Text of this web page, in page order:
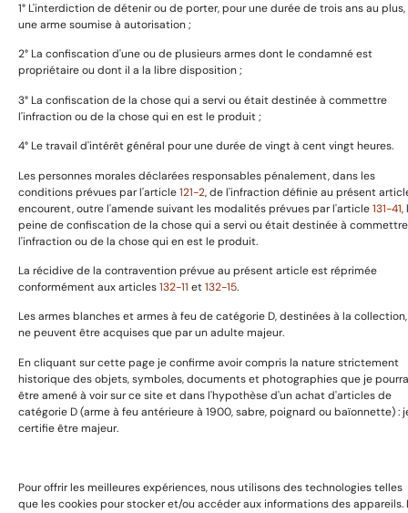
1° L'interdiction de détenir ou de porter, pour une durée de trois ans au plus,
une arme soumise à autorisation ;
2° La confiscation d'une ou de plusieurs armes dont le condamné est
propriétaire ou dont il a la libre disposition ;
3° La confiscation de la chose qui a servi ou était destinée à commettre
l'infraction ou de la chose qui en est le produit ;
4° Le travail d'intérêt général pour une durée de vingt à cent vingt heures.
Les personnes morales déclarées responsables pénalement, dans les
conditions prévues par l'article121-2, de l'infraction définie au présent
encourent, outre l'amende suivant les modalités prévues par l'article131-41,
peine de confiscation de la chose qui a servi ou était destinée à commettre
l'infraction ou de la chose qui en est le produit.
La récidive de la contravention prévue au présent article est réprimée
conformément aux articles132-11 et132-15.
Les armes blanches et armes à feu de catégorie D, destinées à la collection,
ne peuvent être acquises que par un adulte majeur.
En cliquant sur cette page je confirme avoir compris la nature strictement
historique des objets, symboles, documents et photographies que je
être amené à voir sur ce site et dans l'hypothèse d'un achat d'articles de
catégorie D (arme à feu antérieure à 1900, sabre, poignard ou baïonnette) :
certifie être majeur.
Pour offrir les meilleures expériences, nous utilisons des technologies telles
que les cookies pour stocker et/ou accéder aux informations des appareils.
Avertissement
Politique de confidentialité
Politique de cookies
Conditions de retour et remboursemenet
A propos
Boutique
Contact
Copyright © 2025 GaillardAvant Collections, Tous droits
réservées. Boosté parPassionseo